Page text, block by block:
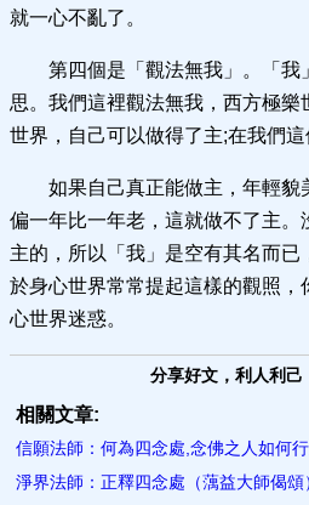
就一心不亂了。
第四個是「觀法無我」。「
思。我們這裡觀法無我，西方極樂
世界，自己可以做得了主;在我們這
如果自己真正能做主，年輕貌
偏一年比一年老，這就做不了主
主的，所以「我」是空有其名而
於身心世界常常提起這樣的觀照
心世界迷惑。
分享好文，利人利己
相關文章:
信願法師：何為四念處,念佛之人如何
淨界法師：正釋四念處（蕅益大師偈頌